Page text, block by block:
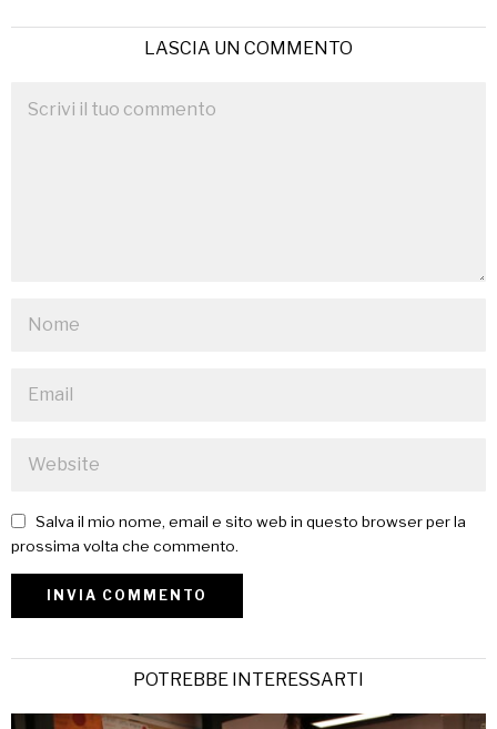
LASCIA UN COMMENTO
Salva il mio nome, email e sito web in questo browser per la
prossima volta che commento.
POTREBBE INTERESSARTI